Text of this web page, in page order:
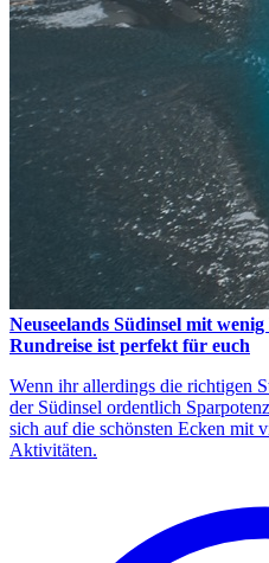
Neuseelands Südinsel mit
Rundreise ist perfekt für euch
Wenn ihr allerdings die richtigen
der Südinsel ordentlich
sich auf die schönsten Ecken mit
Aktivitäten.